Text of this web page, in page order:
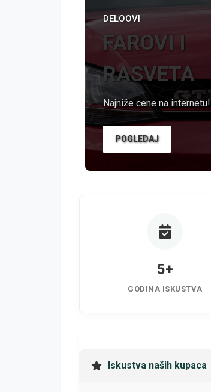
DELOOVI
FAROVI I
RASVETA
Najniže cene na internetu!
POGLEDAJ
5+
GODINA ISKUSTVA
Iskustva naših kupaca